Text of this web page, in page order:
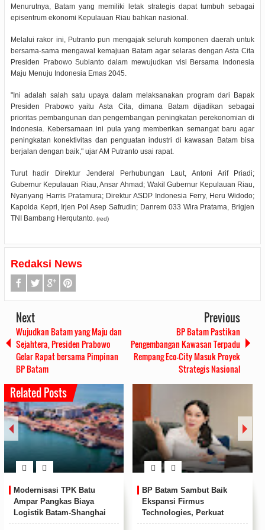
Menurutnya, Batam yang memiliki letak strategis dapat tumbuh sebagai
episentrum ekonomi Kepulauan Riau bahkan nasional.
Melalui rakor ini, Putranto pun mengajak seluruh komponen daerah untuk
bersama-sama mengawal kemajuan Batam agar selaras dengan Asta Cita
Presiden Prabowo Subianto dalam mewujudkan visi Bersama Indonesia
Maju Menuju Indonesia Emas 2045.
"Ini adalah salah satu upaya dalam melaksanakan program dari Bapak
Presiden Prabowo yaitu Asta Cita, dimana Batam dijadikan sebagai
prioritas pembangunan dan pengembangan peningkatan perekonomian di
Indonesia. Kebersamaan ini pula yang memberikan semangat baru agar
peningkatan konektivitas dan penguatan industri di kawasan Batam bisa
berjalan dengan baik," ujar AM Putranto usai rapat.
Turut hadir Direktur Jenderal Perhubungan Laut, Antoni Arif Priadi;
Gubernur Kepulauan Riau, Ansar Ahmad; Wakil Gubernur Kepulauan Riau,
Nyanyang Harris Pratamura; Direktur ASDP Indonesia Ferry, Heru Widodo;
Kapolda Kepri, Irjen Pol Asep Safrudin; Danrem 033 Wira Pratama, Brigjen
TNI Bambang Herqutanto. (red)
Redaksi News
Next
Wujudkan Batam yang Maju dan
Sejahtera, Presiden Prabowo
Gelar Rapat bersama Pimpinan
BP Batam
Previous
BP Batam Pastikan
Pengembangan Kawasan Terpadu
Rempang Eco-City Masuk Proyek
Strategis Nasional
Related Posts
74 Siswa TSM SMKN 3
Batam Jalani UKK
Berstandar Industri Honda
Komisi VI DPR RI Apresiasi
Kinerja BP Batam: Dukung
Penguatan Anggaran dan
Percepatan Program